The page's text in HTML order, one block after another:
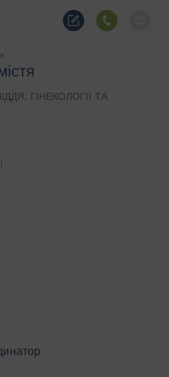
ГІНЕКОЛОГІЇ ТА